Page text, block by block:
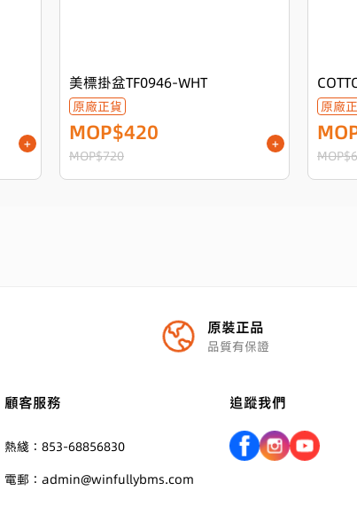
+
美標掛盆TF0946-WHT
原廠正貨
MOP$420
MOP$720
+
原廠
原裝正品
品質有保證
顧客服務
熱綫：853-68856830
電郵：admin@winfullybms.com
追蹤我們